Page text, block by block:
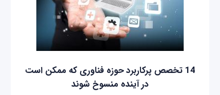
14 تخصص پرکاربرد حوزه فناوری که ممکن است
در آینده منسوخ ‌شوند